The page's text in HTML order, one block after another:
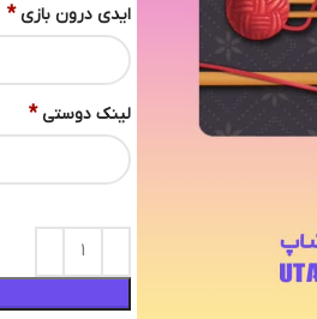
ایدی درون بازی *
لینک دوستی *